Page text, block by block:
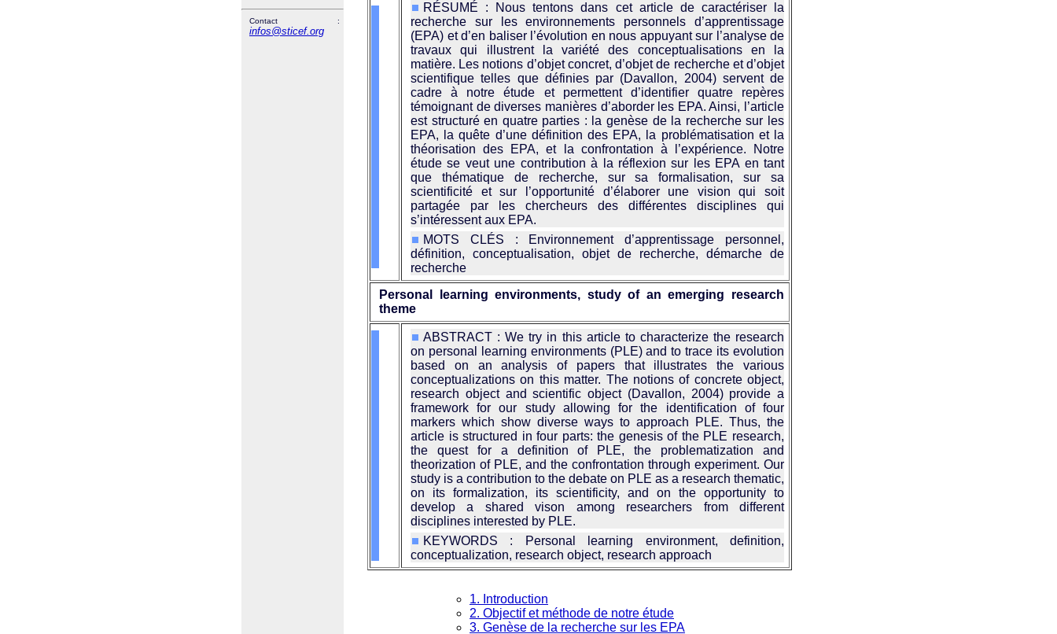
Contact :
infos@sticef.org
RÉSUMÉ : Nous tentons dans cet article de caractériser la
recherche sur les environnements personnels d’apprentissage
(EPA) et d’en baliser l’évolution en nous appuyant sur l’analyse de
travaux qui illustrent la variété des conceptualisations en la
matière. Les notions d’objet concret, d’objet de recherche et d’objet
scientifique telles que définies par (Davallon, 2004) servent de
cadre à notre étude et permettent d’identifier quatre repères
témoignant de diverses manières d’aborder les EPA. Ainsi, l’article
est structuré en quatre parties : la genèse de la recherche sur les
EPA, la quête d’une définition des EPA, la problématisation et la
théorisation des EPA, et la confrontation à l’expérience. Notre
étude se veut une contribution à la réflexion sur les EPA en tant
que thématique de recherche, sur sa formalisation, sur sa
scientificité et sur l’opportunité d’élaborer une vision qui soit
partagée par les chercheurs des différentes disciplines qui
s’intéressent aux EPA.
MOTS CLÉS : Environnement d’apprentissage personnel,
définition, conceptualisation, objet de recherche, démarche de
recherche
Personal learning environments, study of an emerging research
theme
ABSTRACT : We try in this article to characterize the research
on personal learning environments (PLE) and to trace its evolution
based on an analysis of papers that illustrates the various
conceptualizations on this matter. The notions of concrete object,
research object and scientific object (Davallon, 2004) provide a
framework for our study allowing for the identification of four
markers which show diverse ways to approach PLE. Thus, the
article is structured in four parts: the genesis of the PLE research,
the quest for a definition of PLE, the problematization and
theorization of PLE, and the confrontation through experiment. Our
study is a contribution to the debate on PLE as a research thematic,
on its formalization, its scientificity, and on the opportunity to
develop a shared vison among researchers from different
disciplines interested by PLE.
KEYWORDS : Personal learning environment, definition,
conceptualization, research object, research approach
1. Introduction
2. Objectif et méthode de notre étude
3. Genèse de la recherche sur les EPA